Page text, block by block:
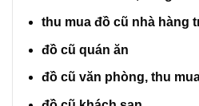
thu mua đồ cũ nhà hàng
đồ cũ quán ăn
đồ cũ văn phòng, thu